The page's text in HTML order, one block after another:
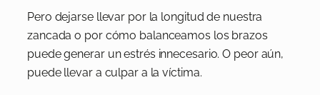
Pero dejarse llevar por la longitud de nuestra
zancada o por cómo balanceamos los brazos
puede generar un estrés innecesario. O peor aún,
puede llevar a culpar a la víctima.